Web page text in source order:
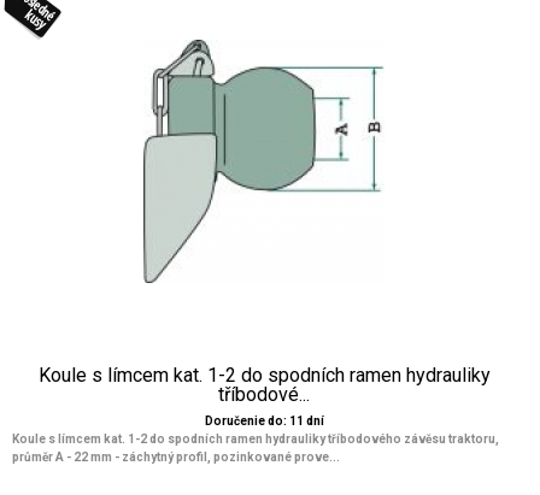
Koule s límcem kat. 1-2 do spodních ramen hydrauliky
tříbodové...
Doručenie do: 11 dní
Koule s límcem kat. 1-2 do spodních ramen hydrauliky tříbodového závěsu traktoru,
průměr A - 22 mm - záchytný profil, pozinkované prove...